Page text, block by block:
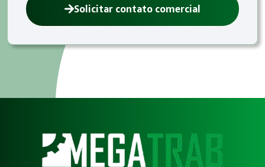
Solicitar contato comercial